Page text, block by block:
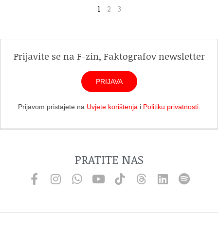
1 2 3
Prijavite se na F-zin, Faktografov newsletter
PRIJAVA
Prijavom pristajete na Uvjete korištenja i Politiku privatnosti.
PRATITE NAS